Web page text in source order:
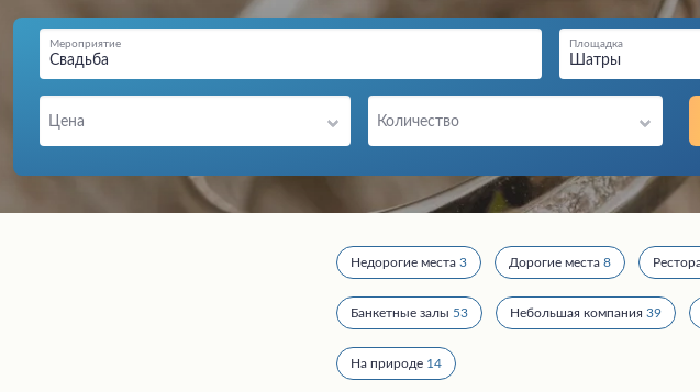
+7 (963) 257-56-06
Свадьба
Мероприятие
Шатры
Площадка
Цена Количество
Недорогие места 3 Дорогие места 8
Банкетные залы 53 Небольшая компания 39
На природе 14